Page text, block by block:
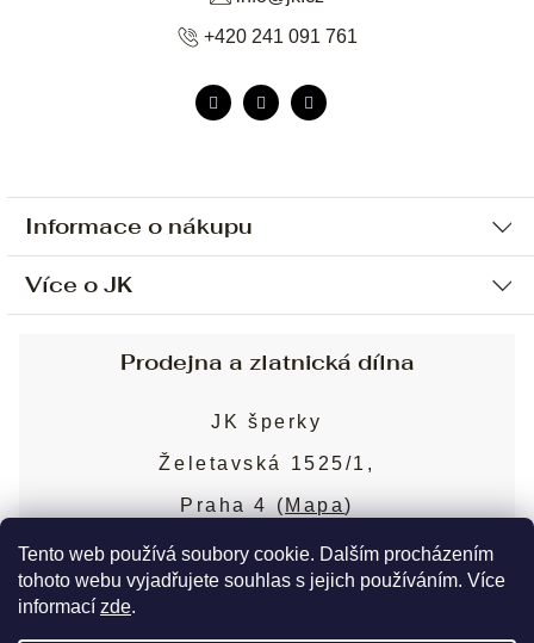
Tento web používá soubory cookie. Dalším procházením
tohoto webu vyjadřujete souhlas s jejich používáním. Více
informací zde.
Informace o nákupu
Ochrana osobních údajů
Sjednání osobní schůzky
Obchodní podmínky
Puncovní značky
Více o JK
Blog
Nejčastější dotazy
+420 241 091 761
Prodejna a zlatnická dílna
JK šperky
Želetavská 1525/1,
Praha 4 ( Mapa)
Více o prodejně
Copyright 2026JK šperky. Všechna práva